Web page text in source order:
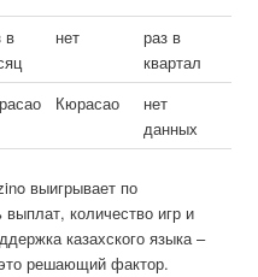
в
нет
раз в
квартал
Кюрасао
нет
данных
выигрывает по
количество игр и
казахского языка –
решающий фактор.